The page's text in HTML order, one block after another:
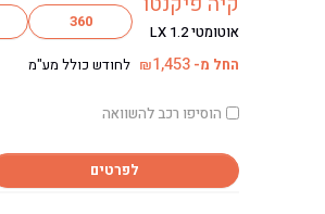
אוטומטי LX 1.2 360
החל מ- ₪1,453 לחודש כולל מע"מ
הוסיפו רכב להשוואה
לפרטים